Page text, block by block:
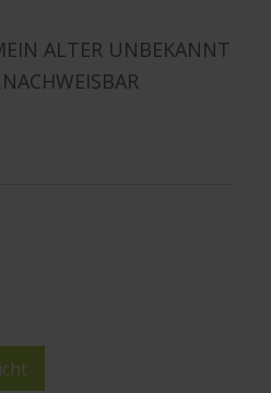
ALTER UNBEKANNT